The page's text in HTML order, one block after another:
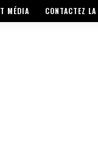
MÉDIA CONTACTEZ